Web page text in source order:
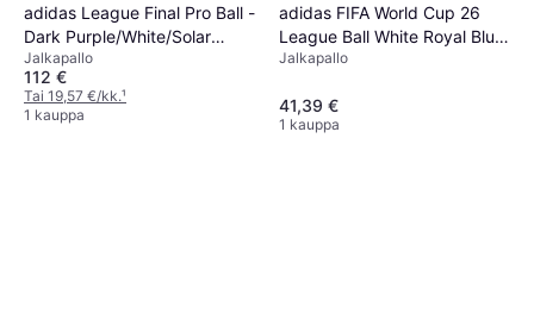
adidas League Final Pro Ball -
Dark Purple/White/Solar
Yellow
Jalkapallo
112 €
Tai 19,57 €/kk.¹
1 kauppa
adidas FIFA World Cup 26
League Ball White Royal Blue
Solar Blue Power Red
Jalkapallo
41,39 €
1 kauppa